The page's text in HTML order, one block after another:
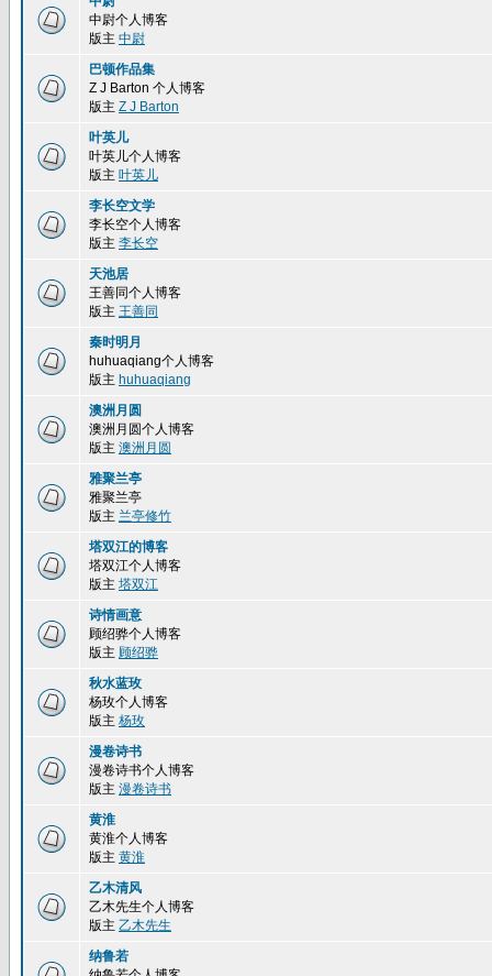
中尉个人博客
版主 中尉
巴顿作品集
Z J Barton 个人博客
版主 Z J Barton
叶英儿
叶英儿个人博客
版主 叶英儿
李长空文学
李长空个人博客
版主 李长空
天池居
王善同个人博客
版主 王善同
秦时明月
huhuaqiang个人博客
版主 huhuaqiang
澳洲月圆
澳洲月圆个人博客
版主 澳洲月圆
雅聚兰亭
雅聚兰亭
版主 兰亭修竹
塔双江的博客
塔双江个人博客
版主 塔双江
诗情画意
顾绍骅个人博客
版主 顾绍骅
秋水蓝玫
杨玫个人博客
版主 杨玫
漫卷诗书
漫卷诗书个人博客
版主 漫卷诗书
黄淮
黄淮个人博客
版主 黄淮
乙木清风
乙木先生个人博客
版主 乙木先生
纳鲁若